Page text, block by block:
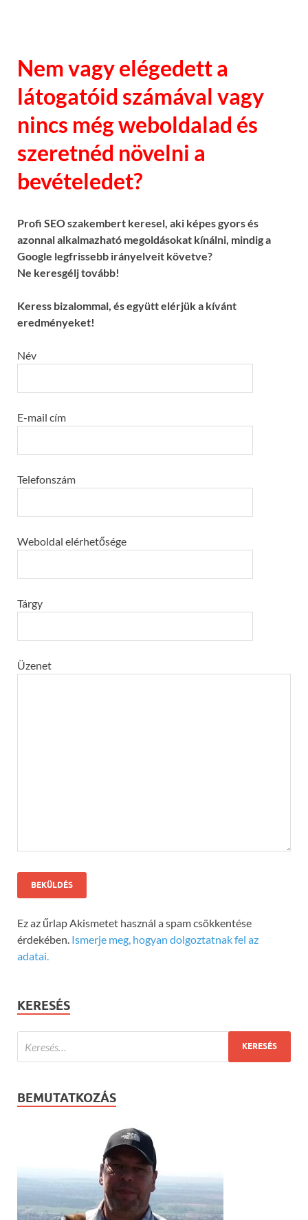
Nem vagy elégedett a
látogatóid számával vagy
nincs még weboldalad és
szeretnéd növelni a
bevételedet?
Profi SEO szakembert keresel, aki képes gyors és
azonnal alkalmazható megoldásokat kínálni, mindig a
Google legfrissebb irányelveit követve?
Ne keresgélj tovább!
Keress bizalommal, és együtt elérjük a kívánt
eredményeket!
Név
E-mail cím
Telefonszám
Weboldal elérhetősége
Tárgy
Üzenet
Ez az űrlap Akismetet használ a spam csökkentése
érdekében. Ismerje meg, hogyan dolgoztatnak fel az
adatai.
KERESÉS
BEMUTATKOZÁS